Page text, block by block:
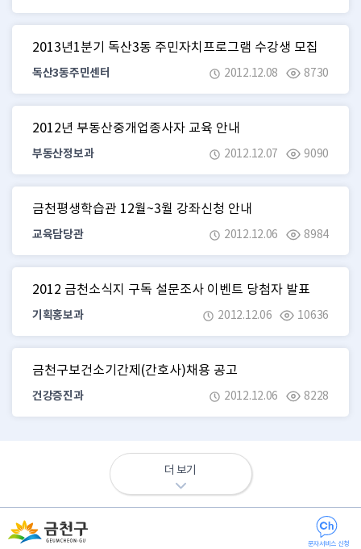
문자서비스 신청
2013년1분기 독산3동 주민자치프로그램 수강생 모집
독산3동주민센터 2012.12.08 8730
2012년 부동산중개업종사자 교육 안내
부동산정보과 2012.12.07 9090
금천평생학습관 12월~3월 강좌신청 안내
교육담당관 2012.12.06 8984
2012 금천소식지 구독 설문조사 이벤트 당첨자 발표
기획홍보과 2012.12.06 10636
금천구보건소기간제(간호사)채용 공고
건강증진과 2012.12.06 8228
더 보기